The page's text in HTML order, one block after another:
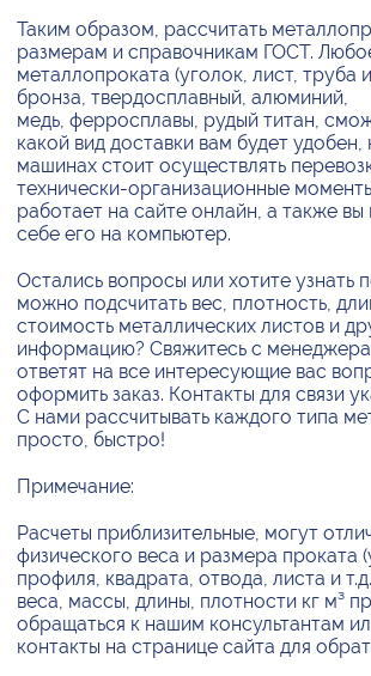
Таким образом, рассчитать
размерам и справочникам ГОСТ.
металлопроката (уголок, лист, труба
бронза, твердосплавный, алюминий,
медь, ферросплавы, рудый титан,
какой вид доставки вам будет удобен,
машинах стоит осуществлять
технически-организационные
работает на сайте онлайн, а также
себе его на компьютер.
Остались вопросы или хотите узнать
можно подсчитать вес, плотность,
стоимость металлических листов и
информацию? Свяжитесь с
ответят на все интересующие вас
оформить заказ. Контакты для связи
С нами рассчитывать каждого типа
просто, быстро!
Примечание:
Расчеты приблизительные, могут
физического веса и размера проката
профиля, квадрата, отвода, листа и
веса, массы, длины, плотности кг м³
обращаться к нашим консультантам
контакты на странице сайта для